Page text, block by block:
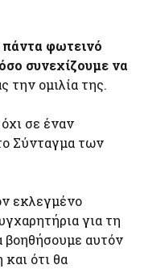
πάντα φωτεινό
συνεχίζουμε να
την ομιλία της.
σε έναν
Σύνταγμα των
εκλεγμένο
για τη
βοηθήσουμε αυτόν
ότι θα